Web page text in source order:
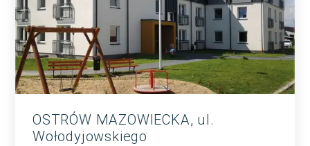
OSTRÓW MAZOWIECKA, ul.
Wołodyjowskiego